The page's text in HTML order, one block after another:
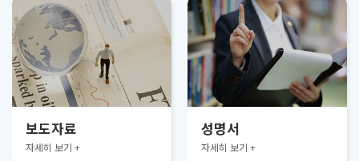
보도자료
자세히 보기 +
성명서
자세히 보기 +